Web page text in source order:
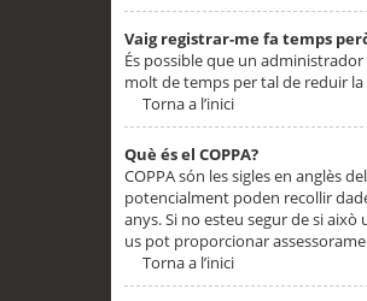
Vaig registrar-me fa temps
És possible que un
molt de temps per tal de reduir
Torna a l’inici
Què és el COPPA?
COPPA són les sigles en anglès
potencialment poden recollir
anys. Si no esteu segur de si
us pot proporcionar
Torna a l’inici